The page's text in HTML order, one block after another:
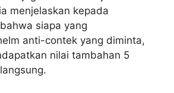
menjelaskan kepada
siapa yang
anti-contek yang diminta,
nilai tambahan 5